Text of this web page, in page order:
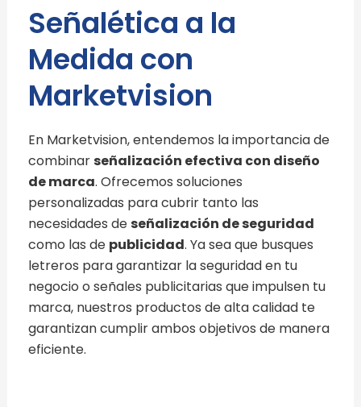
Señalética a la
Medida con
Marketvision
En Marketvision, entendemos la importancia de
combinar señalización efectiva con diseño
de marca. Ofrecemos soluciones
personalizadas para cubrir tanto las
necesidades de señalización de seguridad
como las de publicidad. Ya sea que busques
letreros para garantizar la seguridad en tu
negocio o señales publicitarias que impulsen tu
marca, nuestros productos de alta calidad te
garantizan cumplir ambos objetivos de manera
eficiente.